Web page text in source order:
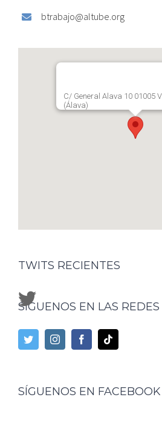
btrabajo@altube.org
C/ General Alava 10 01005
(Álava)
TWITS RECIENTES
SÍGUENOS EN LAS
SÍGUENOS EN FACEBOOK